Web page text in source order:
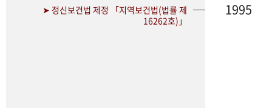
➤ 정신보건법 제정 「지역보건법(법률 제
16262호)」
1995